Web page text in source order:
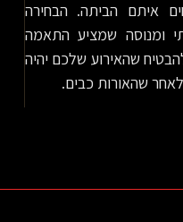
איתם הביתה. הבחירה
ומנוסה שמציע התאמה
שהאירוע שלכם יהיה
שהאורות כבים.